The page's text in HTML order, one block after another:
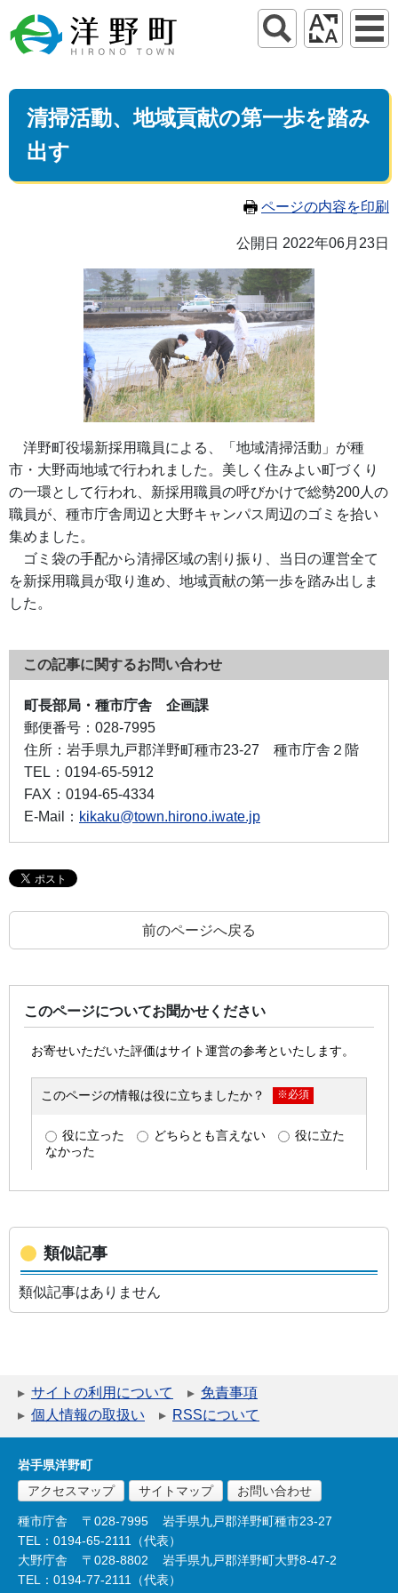
清掃活動、地域貢献の第一歩を踏み
出す
ページの内容を印刷
公開日 2022年06月23日
洋野町役場新採用職員による、「地域清掃活動」が種
市・大野両地域で行われました。美しく住みよい町づくり
の一環として行われ、新採用職員の呼びかけで総勢200人の
職員が、種市庁舎周辺と大野キャンパス周辺のゴミを拾い
集めました。
ゴミ袋の手配から清掃区域の割り振り、当日の運営全て
を新採用職員が取り進め、地域貢献の第一歩を踏み出しま
した。
この記事に関するお問い合わせ
町長部局・種市庁舎 企画課
郵便番号： 028-7995
住所： 岩手県九戸郡洋野町種市23-27 種市庁舎２階
TEL： 0194-65-5912
FAX： 0194-65-4334
E-Mail： kikaku@town.hirono.iwate.jp
前のページへ戻る
このページについてお聞かせください
類似記事
類似記事はありません
サイトの利用について
免責事項
個人情報の取扱い
RSSについて
岩手県洋野町
アクセスマップ
サイトマップ お問い合わせ
種市庁舎 〒028-7995
岩手県九戸郡洋野町種市23-27
TEL：0194-65-2111（代表）
大野庁舎
〒028-8802
岩手県九戸郡洋野町大野8-47-2
TEL：0194-77-2111（代表）